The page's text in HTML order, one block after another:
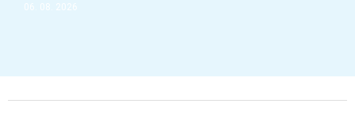
06. 08. 2026